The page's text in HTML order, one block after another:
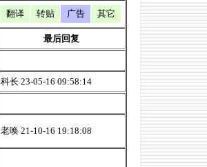
翻译 转贴 广告 其它
最后回复
科长 23-05-16 09:58:14
老唤 21-10-16 19:18:08